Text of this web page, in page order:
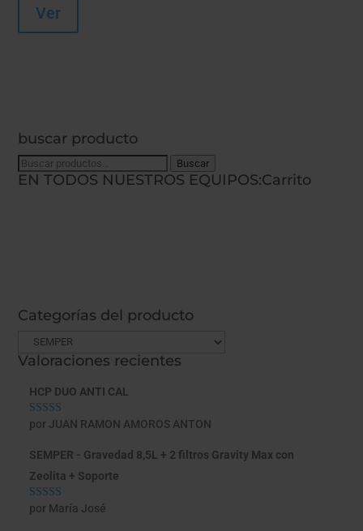
Ver
buscar producto
Buscar
por:
Buscar
EN TODOS NUESTROS EQUIPOS:Carrito
Categorías del producto
Valoraciones recientes
HCP DUO ANTI CAL
Valorado con
por JUAN RAMON AMOROS ANTON
SEMPER - Gravedad 8,5L + 2 filtros Gravity Max con
Zeolita + Soporte
Valorado con
por María José